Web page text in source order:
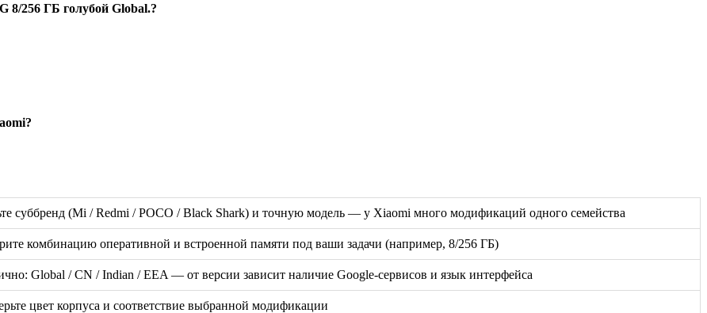
8/256 ГБ голубой Global.?
суббренд (Mi / Redmi / POCO / Black Shark) и точную модель — у Xiaomi много модификаций одного семейства
комбинацию оперативной и встроенной памяти под ваши задачи (например, 8/256 ГБ)
Global / CN / Indian / EEA — от версии зависит наличие Google-сервисов и язык интерфейса
цвет корпуса и соответствие выбранной модификации